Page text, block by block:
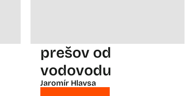
prešov od
vodovodu
Jaromír Hlavsa